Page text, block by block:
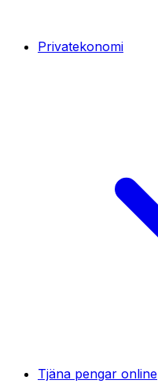
Privatekonomi
Tjäna pengar online